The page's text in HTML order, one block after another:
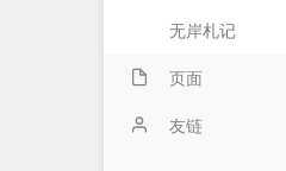
无岸札记
页面
友情链接
友链